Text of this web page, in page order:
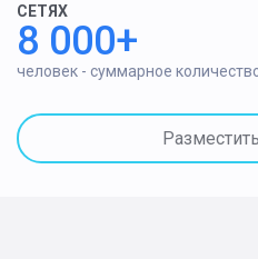
СЕТЯХ
8 000+
человек - суммарное